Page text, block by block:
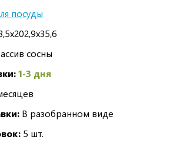
посуды
сосны
1-3 дня
В разобранном виде
5 шт.